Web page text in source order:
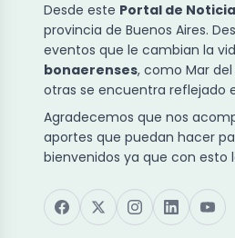
Desde este Portal de
provincia de Buenos Aires.
eventos que le cambian la
bonaerenses, como Mar
otras se encuentra reflejado
Agradecemos que nos
aportes que puedan hacer
bienvenidos ya que con esto